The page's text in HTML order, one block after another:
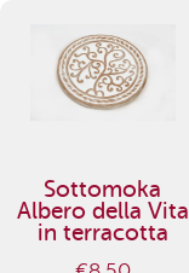
Sottomoka
Albero della Vita
in terracotta